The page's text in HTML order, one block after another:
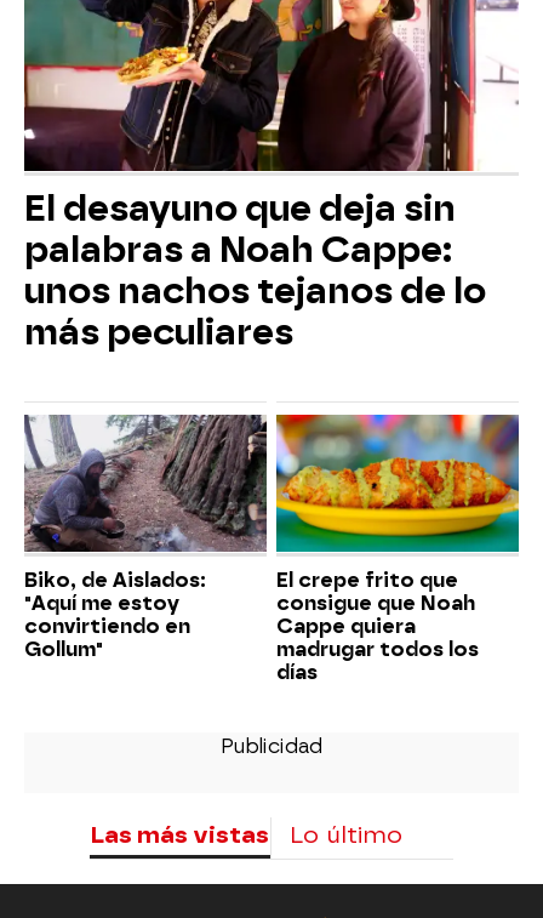
El desayuno que deja sin
palabras a Noah Cappe:
unos nachos tejanos de lo
más peculiares
Biko, de Aislados:
"Aquí me estoy
convirtiendo en
Gollum"
El crepe frito que
consigue que Noah
Cappe quiera
madrugar todos los
días
Las más vistas Lo último